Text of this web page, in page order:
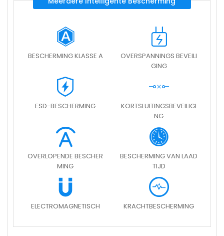
BESCHERMING KLASSE A
OVERSPANNINGS BEVEILI
GING
ESD-BESCHERMING
KORTSLUITINGSBEVEILIGI
NG
OVERLOPENDE BESCHER
MING
BESCHERMING VAN LAAD
TIJD
ELECTROMAGNETISCH KRACHTBESCHERMING